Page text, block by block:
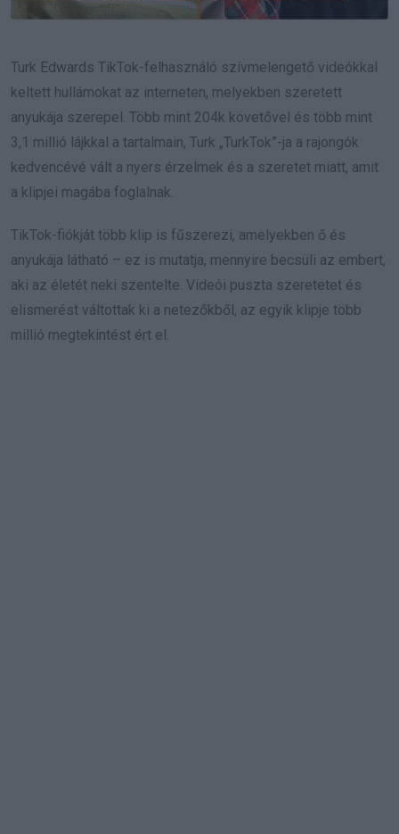
Turk Edwards TikTok-felhasználó szívmelengető videókkal
keltett hullámokat az interneten, melyekben szeretett
anyukája szerepel. Több mint 204k követővel és több mint
3,1 millió lájkkal a tartalmain, Turk „TurkTok”-ja a rajongók
kedvencévé vált a nyers érzelmek és a szeretet miatt, amit
a klipjei magába foglalnak.
TikTok-fiókját több klip is fűszerezi, amelyekben ő és
anyukája látható – ez is mutatja, mennyire becsüli az embert,
aki az életét neki szentelte. Videói puszta szeretetet és
elismerést váltottak ki a netezőkből, az egyik klipje több
millió megtekintést ért el.